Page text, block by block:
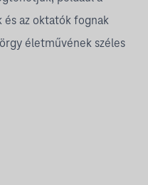
és az oktatók fognak
életművének széles